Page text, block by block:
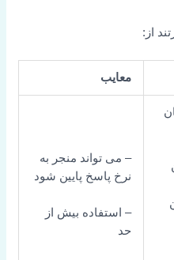
می تواند منجر به
پاسخ پایین شود
بیش از